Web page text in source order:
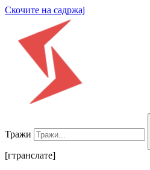
Скочите на садржај
Тражи
[гтранслате]